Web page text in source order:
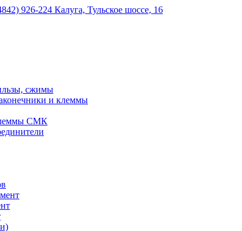
926-224 Калуга, Тульское шоссе, 16
сжимы
и клеммы
СМК